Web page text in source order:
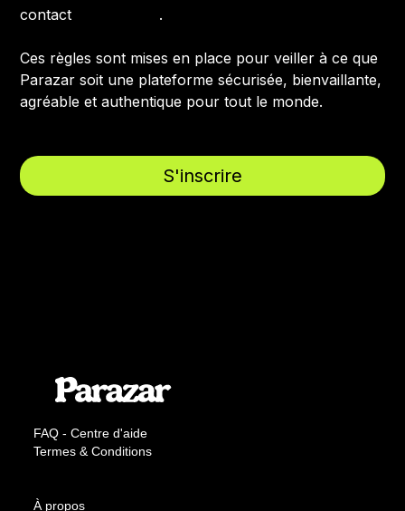
contact
.
Ces règles sont mises en place pour veiller à ce que
Parazar soit une plateforme sécurisée, bienvaillante,
agréable et authentique pour tout le monde.
S'inscrire
FAQ - Centre d'aide
Termes & Conditions
À propos